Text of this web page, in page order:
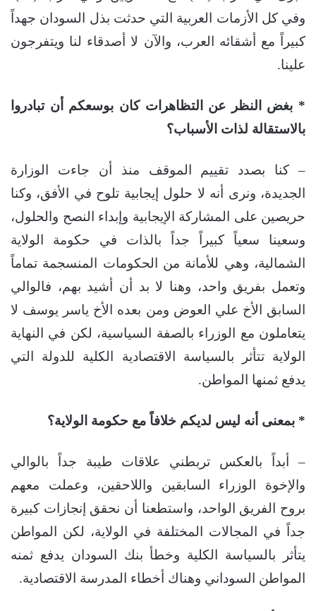
وفي كل الأزمات العربية التي حدثت بذل السودان جهداً
كبيراً مع أشقائه العرب، والآن لا أصدقاء لنا ويتفرجون
علينا.
* بغض النظر عن التظاهرات كان بوسعكم أن تبادروا
بالاستقالة لذات الأسباب؟
– كنا بصدد تقييم الموقف منذ أن جاءت الوزارة
الجديدة، ونرى أنه لا حلول إيجابية تلوح في الأفق، وكنا
حريصين على المشاركة الإيجابية وإبداء النصح والحلول،
وسعينا سعياً كبيراً جداً بالذات في حكومة الولاية
الشمالية، وهي للأمانة من الحكومات المنسجمة تماماً
وتعمل بفريق واحد، وهنا لا بد أن أشيد بهم، فالوالي
السابق الأخ علي العوض ومن بعده الأخ ياسر يوسف لا
يتعاملون مع الوزراء بالصفة السياسية، لكن في النهاية
الولاية تتأثر بالسياسة الاقتصادية الكلية للدولة التي
يدفع ثمنها المواطن.
* بمعنى أنه ليس لديكم خلافاً مع حكومة الولاية؟
– أبداً بالعكس تربطني علاقات طيبة جداً بالوالي
والإخوة الوزراء السابقين واللاحقين، وعملت معهم
بروح الفريق الواحد، واستطعنا أن نحقق إنجازات كبيرة
جداً في المجالات المختلفة في الولاية، لكن المواطن
يتأثر بالسياسة الكلية وخطأ بنك السودان يدفع ثمنه
المواطن السوداني وهناك أخطاء المدرسة الاقتصادية.